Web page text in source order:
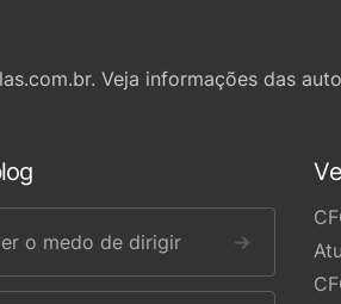
Veja informações das
o medo de dirigir →